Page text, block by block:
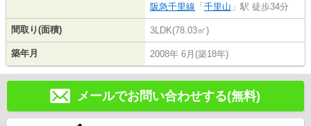
阪急千里線 「 千里山 」駅 徒歩34分
間取り(面積) 3LDK(78.03㎡)
築年月 2008年 6月(築18年)
メールでお問い合わせする(無料)